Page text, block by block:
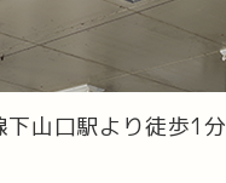
山口駅より徒歩1分